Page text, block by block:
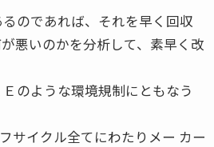
のであれば、それを早く回収
悪いのかを分析して、素早く改
のような環境規制にともなう
サイクル全てにわたりメー カー